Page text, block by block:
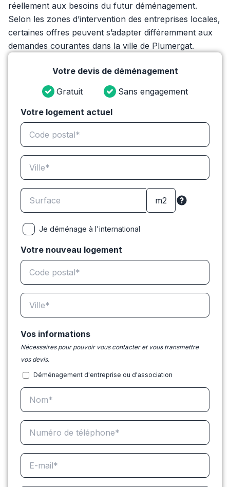
réellement aux besoins du futur déménagement.
Selon les zones d’intervention des entreprises locales,
certaines offres peuvent s’adapter différemment aux
demandes courantes dans la ville de Plumergat.
Votre devis de déménagement
Gratuit
Sans engagement
Votre logement actuel
Je déménage à l'international
Votre nouveau logement
Vos informations
Nécessaires pour pouvoir vous contacter et vous transmettre
vos devis.
Déménagement d'entreprise ou d'association